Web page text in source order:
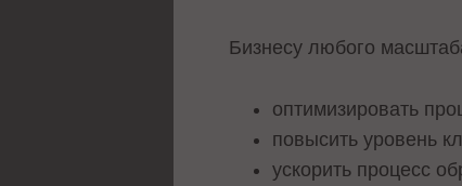
Бизнесу любого
оптимизировать
повысить уровень
ускорить процесс